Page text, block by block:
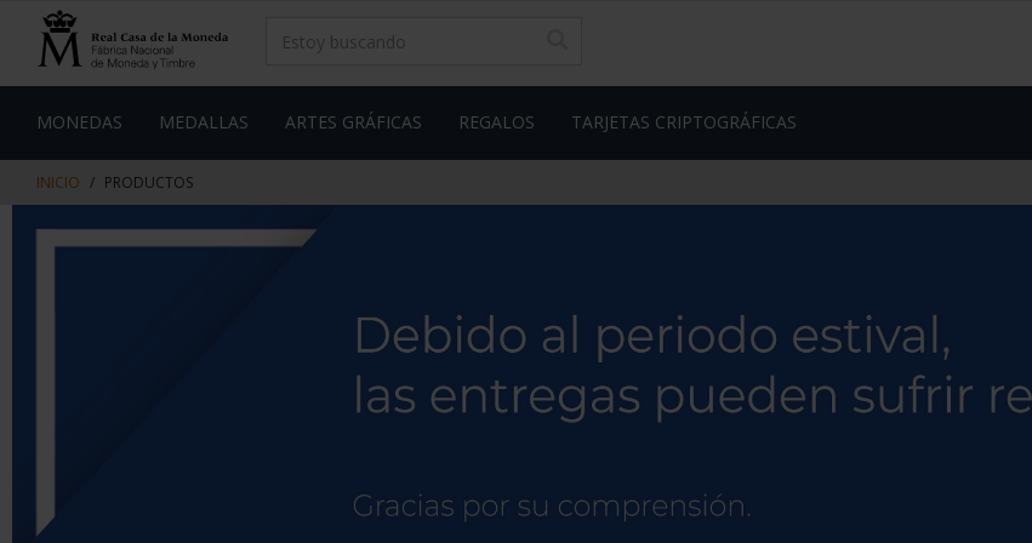
contenido
de
MONEDAS MEDALLAS ARTES GRÁFICAS REGALOS TARJETAS CRIPTOGRÁFICAS
INICIO PRODUCTOS